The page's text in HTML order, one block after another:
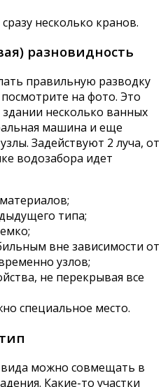
несколько кранов.
разновидность
правильную разводку
на фото. Это
несколько ванных
машина и еще
Задействуют 2 луча, от
водозабора идет
типа;
вне зависимости от
узлов;
не перекрывая все
специальное место.
можно совмещать в
Какие-то участки